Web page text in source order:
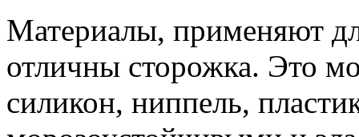
Материалы, применяют
отличны сторожка. Это
силикон, ниппель,